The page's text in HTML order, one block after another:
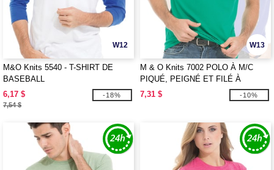
W12
M&O Knits 5540 - T-SHIRT DE
BASEBALL
6,17 $
7,54 $
-18%
W13
M & O Knits 7002 POLO À M/C
PIQUÉ, PEIGNÉ ET FILÉ À
L'ANNEAU
7,31 $ -10%